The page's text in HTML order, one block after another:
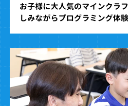
お子様に大人気のマインクラ
しみながらプログラミング体験